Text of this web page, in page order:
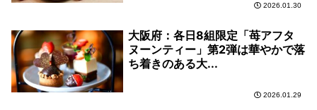
2026.01.30
大阪府：各日8組限定「苺アフタ
ヌーンティー」第2弾は華やかで落
ち着きのある大...
2026.01.29